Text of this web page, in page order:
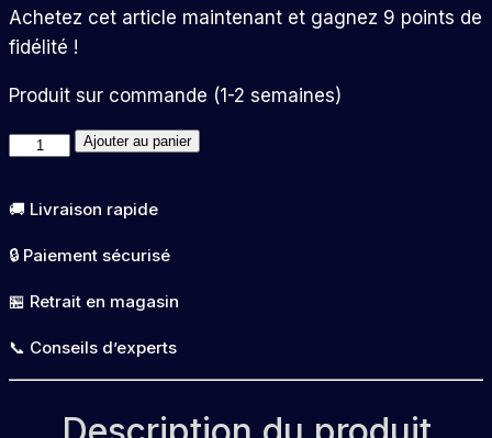
Achetez cet article maintenant et gagnez 9 points de
fidélité !
Produit sur commande (1-2 semaines)
quantité
Phosphate
500
ml
Art
Ajouter au panier
🚚 Livraison rapide
🔒 Paiement sécurisé
🏪 Retrait en magasin
📞 Conseils d’experts